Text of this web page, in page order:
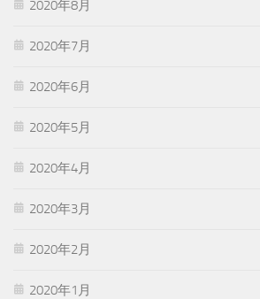
2020年8月
2020年7月
2020年6月
2020年5月
2020年4月
2020年3月
2020年2月
2020年1月